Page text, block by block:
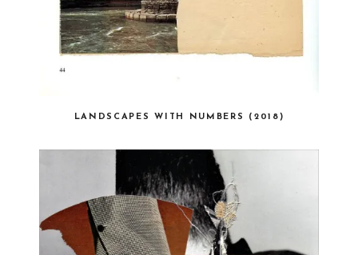
LANDSCAPES WITH NUMBERS (2018)